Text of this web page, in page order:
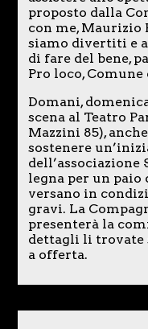
proposto dalla
con me, Maurizio
siamo divertiti e
di fare del bene,
Pro loco,
Domani,
scena al Teatro
Mazzini 85),
sostenere
dell’associazione
legna per un paio
versano in
gravi. La
presenterà la
dettagli li trovate
a offerta.